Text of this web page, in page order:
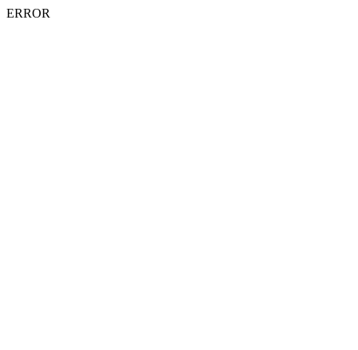
ERROR